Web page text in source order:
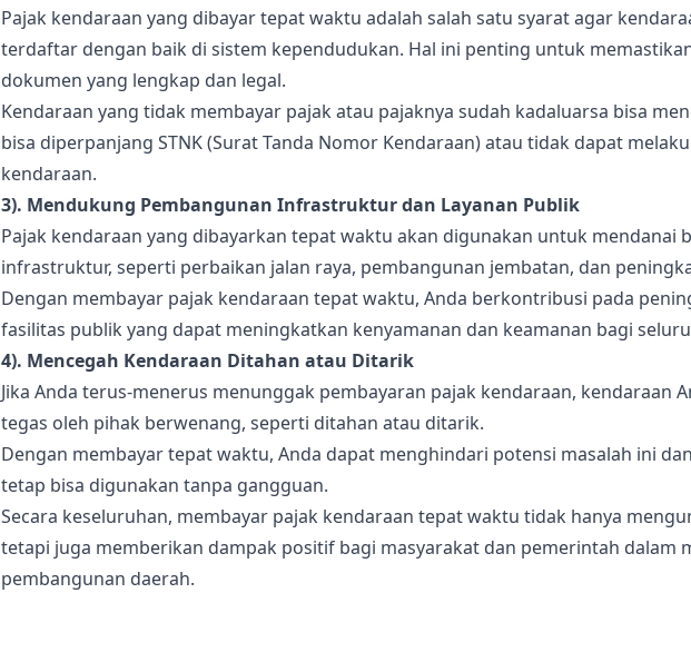
Pajak kendaraan yang dibayar tepat waktu adalah salah satu syarat agar
terdaftar dengan baik di sistem kependudukan. Hal ini penting untuk
dokumen yang lengkap dan legal.
Kendaraan yang tidak membayar pajak atau pajaknya sudah kadaluarsa bisa
bisa diperpanjang STNK (Surat Tanda Nomor Kendaraan) atau tidak dapat
kendaraan.
3). Mendukung Pembangunan Infrastruktur dan Layanan Publik
Pajak kendaraan yang dibayarkan tepat waktu akan digunakan untuk mendanai
infrastruktur, seperti perbaikan jalan raya, pembangunan jembatan, dan
Dengan membayar pajak kendaraan tepat waktu, Anda berkontribusi pada
fasilitas publik yang dapat meningkatkan kenyamanan dan keamanan bagi
4). Mencegah Kendaraan Ditahan atau Ditarik
Jika Anda terus-menerus menunggak pembayaran pajak kendaraan, kendaraan
tegas oleh pihak berwenang, seperti ditahan atau ditarik.
Dengan membayar tepat waktu, Anda dapat menghindari potensi masalah ini
tetap bisa digunakan tanpa gangguan.
Secara keseluruhan, membayar pajak kendaraan tepat waktu tidak hanya
tetapi juga memberikan dampak positif bagi masyarakat dan pemerintah dalam
pembangunan daerah.